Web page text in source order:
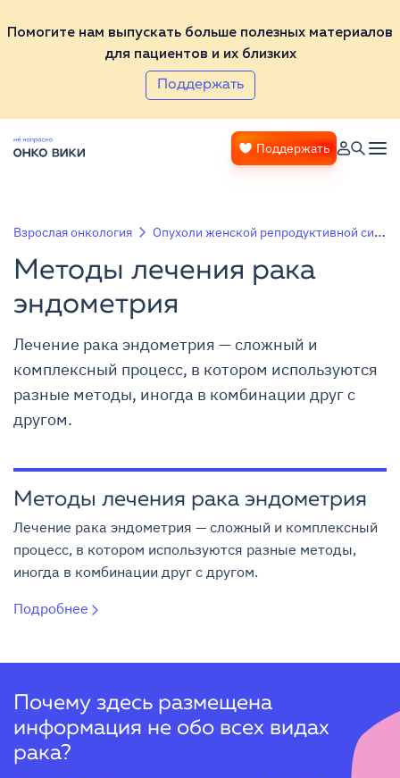
Помогите нам выпускать больше полезных материалов
для пациентов и их близких
Поддержать
Поддержать
Взрослая онкология Опухоли женской репродуктивной системы
Методы лечения рака
эндометрия
Лечение рака эндометрия — сложный и
комплексный процесс, в котором используются
разные методы, иногда в комбинации друг с
другом.
Методы лечения рака эндометрия
Лечение рака эндометрия — сложный и комплексный
процесс, в котором используются разные методы,
иногда в комбинации друг с другом.
Подробнее
Почему здесь размещена
информация не обо всех видах
рака?